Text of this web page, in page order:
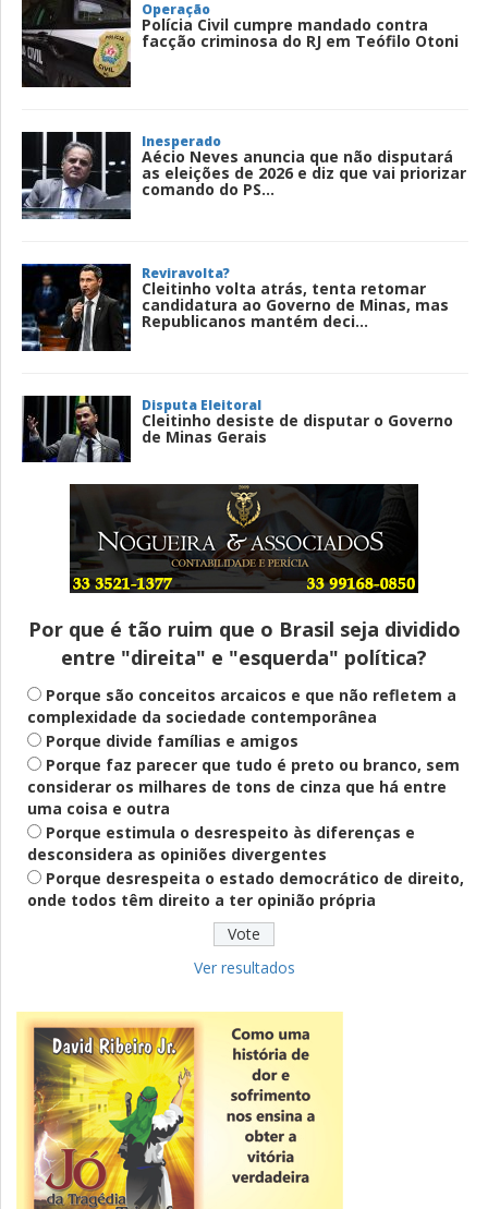
Operação
Polícia Civil cumpre mandado contra
facção criminosa do RJ em Teófilo Otoni
Inesperado
Aécio Neves anuncia que não disputará
as eleições de 2026 e diz que vai priorizar
comando do PS...
Reviravolta?
Cleitinho volta atrás, tenta retomar
candidatura ao Governo de Minas, mas
Republicanos mantém deci...
Disputa Eleitoral
Cleitinho desiste de disputar o Governo
de Minas Gerais
Entenda
Pix Pensão Alimentícia: entenda o que é
e como solicitar
Saúde Mental
Plataforma oferece escuta em saúde
mental para jovens no SUS Digital
Definido
PT lança Patrus Ananias como candidato
ao governo de Minas Gerais
Fies: pré-selecionados têm até terça
para complementar informações
Novidade
CNPJ alfanumérico começa a ser emitido
nesta sexta
ver todas »
Por que é tão ruim que o Brasil seja dividido
entre "direita" e "esquerda" política?
Porque são conceitos arcaicos e que não refletem a
complexidade da sociedade contemporânea
Porque divide famílias e amigos
Porque faz parecer que tudo é preto ou branco, sem
considerar os milhares de tons de cinza que há entre
uma coisa e outra
Porque estimula o desrespeito às diferenças e
desconsidera as opiniões divergentes
Porque desrespeita o estado democrático de direito,
onde todos têm direito a ter opinião própria
Ver resultados